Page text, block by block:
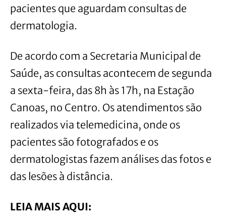
pacientes que aguardam consultas de
dermatologia.
De acordo com a Secretaria Municipal de
Saúde, as consultas acontecem de segunda
a sexta-feira, das 8h às 17h, na Estação
Canoas, no Centro. Os atendimentos são
realizados via telemedicina, onde os
pacientes são fotografados e os
dermatologistas fazem análises das fotos e
das lesões à distância.
LEIA MAIS AQUI: